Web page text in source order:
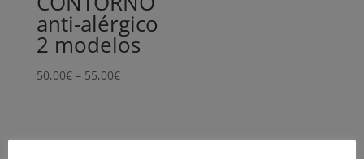
anti-alérgico
2 modelos
50,00€ – 55,00€Price